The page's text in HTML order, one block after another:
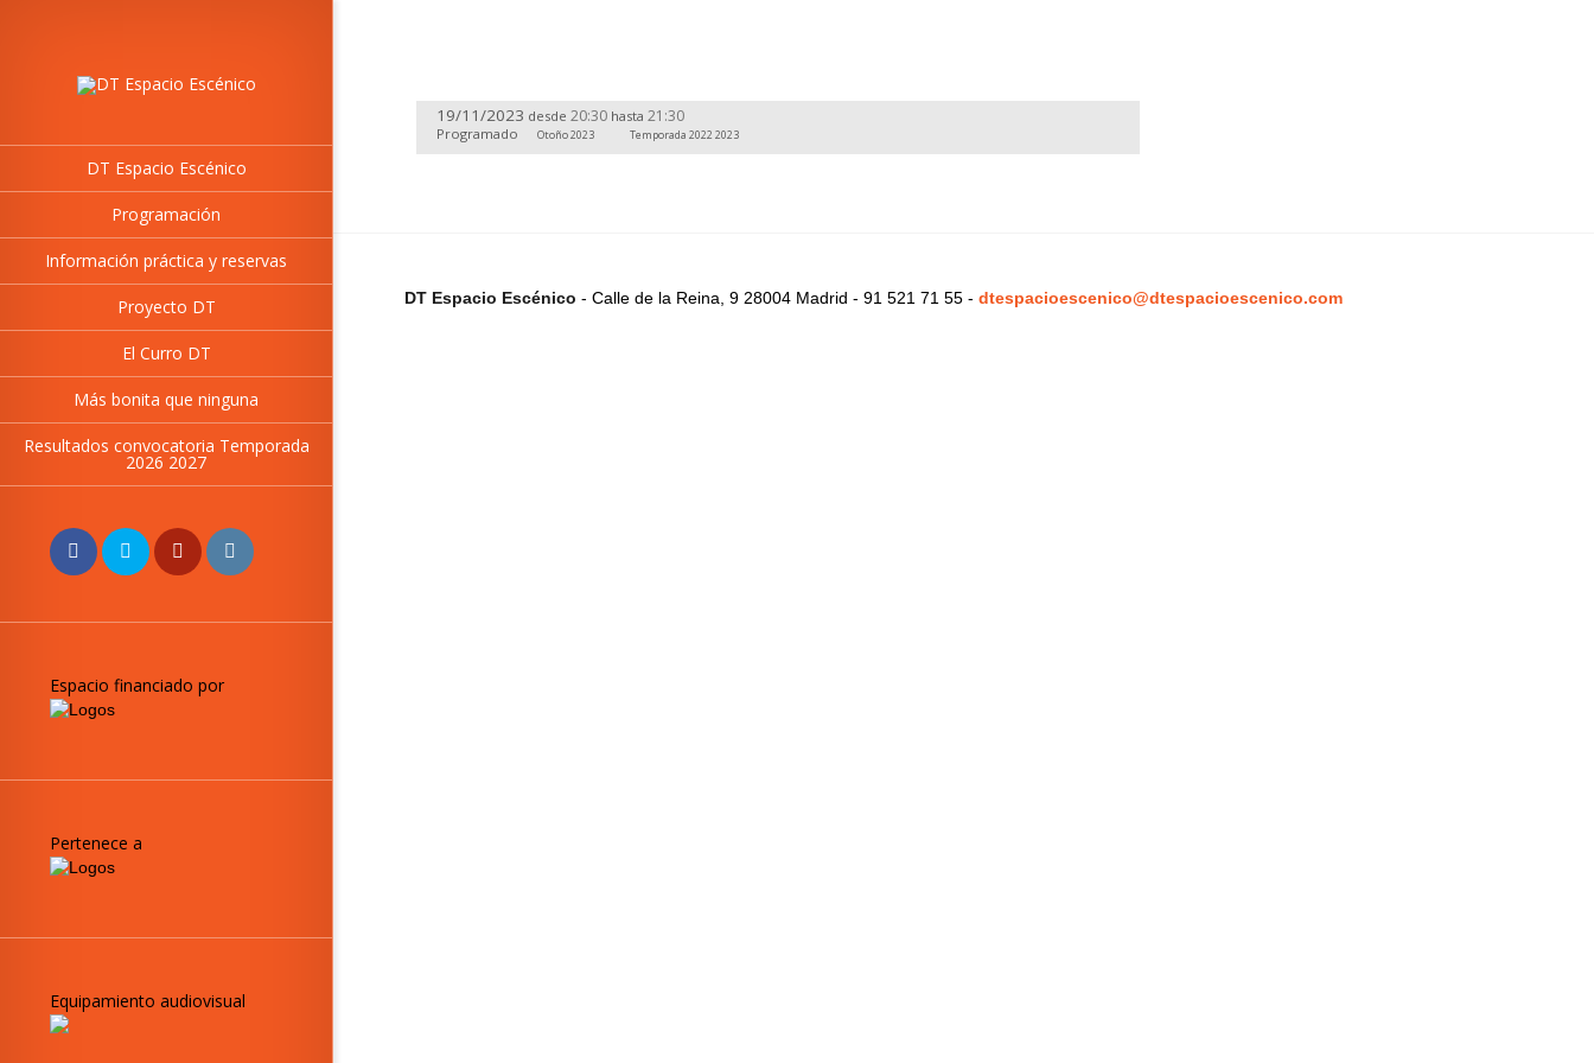
DT Espacio Escénico
Programación
Información práctica y reservas
Proyecto DT
El Curro DT
Más bonita que ninguna
Resultados convocatoria Temporada
2026 2027
Espacio financiado por
Pertenece a
Equipamiento audiovisual
19/11/2023 desde 20:30 hasta 21:30
Programado Otoño 2023 Temporada 2022 2023
DT Espacio Escénico - Calle de la Reina, 9 28004 Madrid - 91 521 71 55 - dtespacioescenico@dtespacioescenico.com